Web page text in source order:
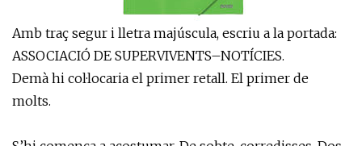
Amb traç segur i lletra majúscula, escriu a la portada:
ASSOCIACIÓ DE SUPERVIVENTS–NOTÍCIES.
Demà hi col·locaria el primer retall. El primer de
molts.